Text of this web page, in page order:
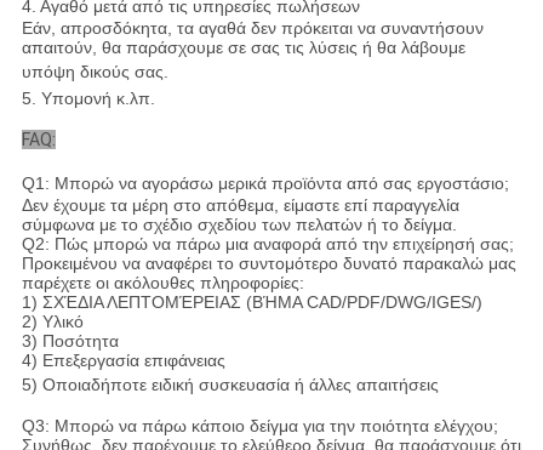
4. Αγαθό μετά από τις υπηρεσίες πωλήσεων
Εάν, απροσδόκητα, τα αγαθά δεν πρόκειται να συναντήσουν
απαιτούν, θα παράσχουμε σε σας τις λύσεις ή θα λάβουμε
υπόψη δικούς σας.
5. Υπομονή κ.λπ.
FAQ:
Q1: Μπορώ να αγοράσω μερικά προϊόντα από σας εργοστάσιο;
Δεν έχουμε τα μέρη στο απόθεμα, είμαστε επί παραγγελία
σύμφωνα με το σχέδιο σχεδίου των πελατών ή το δείγμα.
Q2: Πώς μπορώ να πάρω μια αναφορά από την επιχείρησή σας;
Προκειμένου να αναφέρει το συντομότερο δυνατό παρακαλώ μας
παρέχετε οι ακόλουθες πληροφορίες:
1) ΣΧΈΔΙΑ ΛΕΠΤΟΜΈΡΕΙΑΣ (ΒΉΜΑ CAD/PDF/DWG/IGES/)
2) Υλικό
3) Ποσότητα
4) Επεξεργασία επιφάνειας
5) Οποιαδήποτε ειδική συσκευασία ή άλλες απαιτήσεις
Q3: Μπορώ να πάρω κάποιο δείγμα για την ποιότητα ελέγχου;
Συνήθως, δεν παρέχουμε το ελεύθερο δείγμα, θα παράσχουμε ότι